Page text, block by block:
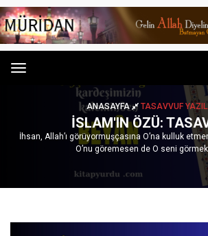
Menu
ANASAYFA TASAVVUF
İSLAM'IN ÖZÜ:
İhsan, Allah’ı görüyormuşçasına O’na kulluk
O’nu göremesen de O seni